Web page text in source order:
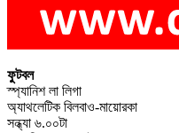
ফুটবল
স্প্যানিশ লা লিগা
অ্যাথলেটিক বিলবাও-মায়োরকা
সন্ধ্যা ৬.০০টা